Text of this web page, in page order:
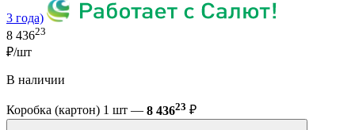
3 года)
8 43623
₽/шт
В наличии
Коробка (картон) 1 шт — 8 43623 ₽